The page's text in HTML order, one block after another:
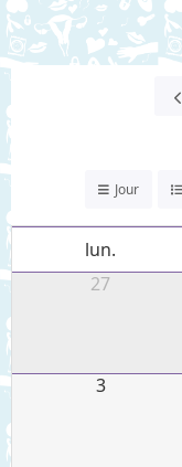
Jour
lun.
27
3